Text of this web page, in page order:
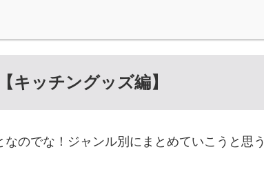
ッチングッズ編】
なのでな！ジャンル別にまとめていこうと思う